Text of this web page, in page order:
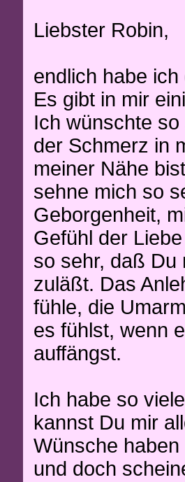
Liebster Robin,
endlich habe
Es gibt in mir
Ich wünschte
der Schmerz in
meiner Nähe
sehne mich so
Geborgenheit,
Gefühl der
so sehr, daß Du
zuläßt. Das
fühle, die
es fühlst, wenn
auffängst.
Ich habe so
kannst Du mir
Wünsche
und doch